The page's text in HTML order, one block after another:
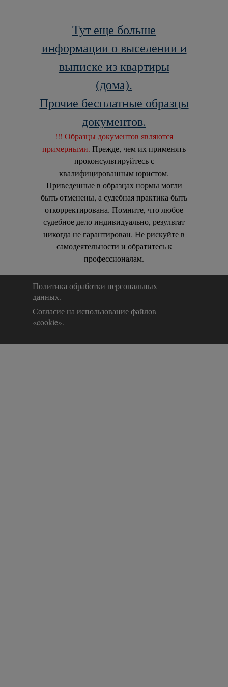
Тут еще больше
информации о выселении и
выписке из квартиры
(дома).
Прочие бесплатные образцы
документов.
!!! Образцы документов являются
примерными. Прежде, чем их применять
проконсультируйтесь с
квалифицированным юристом.
Приведенные в образцах нормы могли
быть отменены, а судебная практика быть
откорректирована. Помните, что любое
судебное дело индивидуально, результат
никогда не гарантирован. Не рискуйте в
самодеятельности и обратитесь к
профессионалам.
Политика обработки персональных
данных.
Согласие на использование файлов
«cookie».
Назад к содержимому